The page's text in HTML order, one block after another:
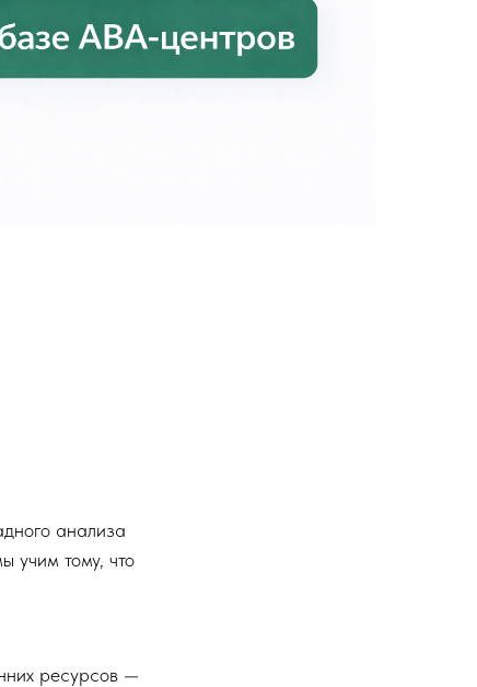
анализа
учим тому, что
ресурсов —